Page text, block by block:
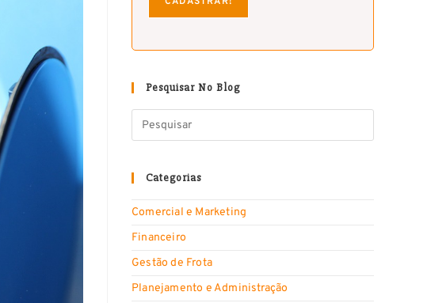
Pesquisar No Blog
Categorias
Comercial e Marketing
Financeiro
Gestão de Frota
Planejamento e Administração